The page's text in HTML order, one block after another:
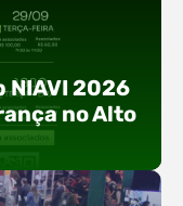
NIAVI 2026
no Alto